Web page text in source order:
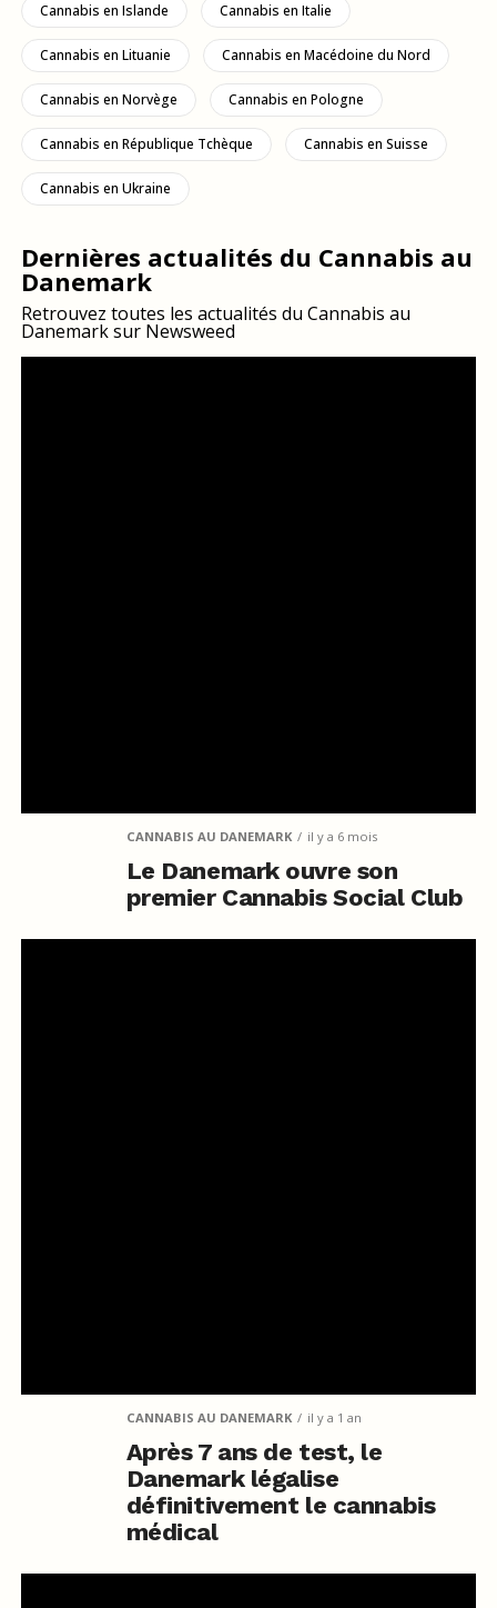
Cannabis en Islande Cannabis en Italie
Cannabis en Lituanie Cannabis en Macédoine du Nord
Cannabis en Norvège Cannabis en Pologne
Cannabis en République Tchèque Cannabis en Suisse
Cannabis en Ukraine
Dernières actualités du Cannabis au
Danemark
Retrouvez toutes les actualités du Cannabis au
Danemark sur Newsweed
CANNABIS AU DANEMARK il y a 6 mois
Le Danemark ouvre son
premier Cannabis Social Club
CANNABIS AU DANEMARK il y a 1 an
Après 7 ans de test, le
Danemark légalise
définitivement le cannabis
médical